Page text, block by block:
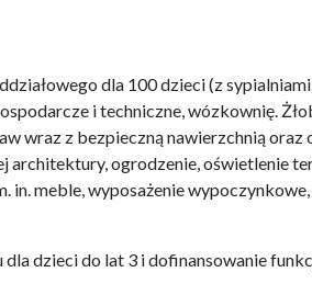
dla 100 dzieci (z
i techniczne, wózkownię.
wraz z bezpieczną nawierzchnią
architektury, ogrodzenie, oświetlenie
meble, wyposażenie
dzieci do lat 3 i dofinansowanie